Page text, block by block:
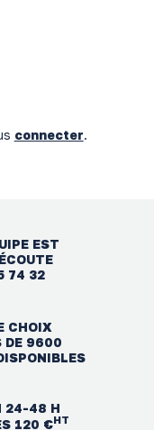
connecter.
EST
74 32
CHOIX
DE 9600
24-48 H
120 €HT